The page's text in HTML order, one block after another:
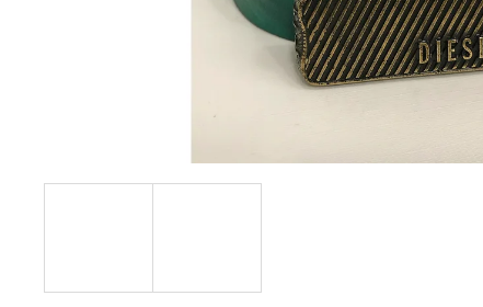
60920 LEHKÝ SVERT 6051